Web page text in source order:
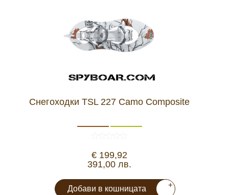
Снегоходки TSL 227 Camo Composite
€ 199,92
391,00 лв.
Добави в кошницата +